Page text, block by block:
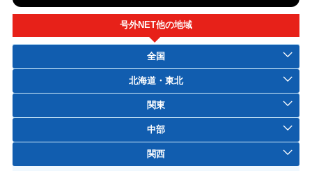
号外NET他の地域
全国
北海道・東北
関東
中部
関西